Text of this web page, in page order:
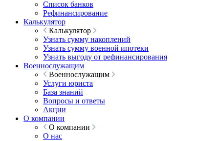
Список банков
Рефинансирование
Калькулятор
Калькулятор
Узнать сумму накоплений
Узнать сумму военной ипотеки
Узнать выгоду от рефинансирования
Военнослужащим
Военнослужащим
Услуги юриста
База знаний
Вопросы и ответы
Акции
О компании
О компании
О нас